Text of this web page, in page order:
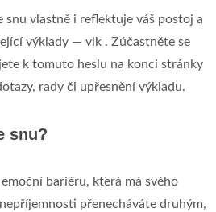
snu vlastně i reflektuje váš postoj a
výklady — vlk . Zúčastněte se
k tomuto heslu na konci stránky
rady či upřesnění výkladu.
snu?
bariéru, která má svého
přenecháváte druhým,